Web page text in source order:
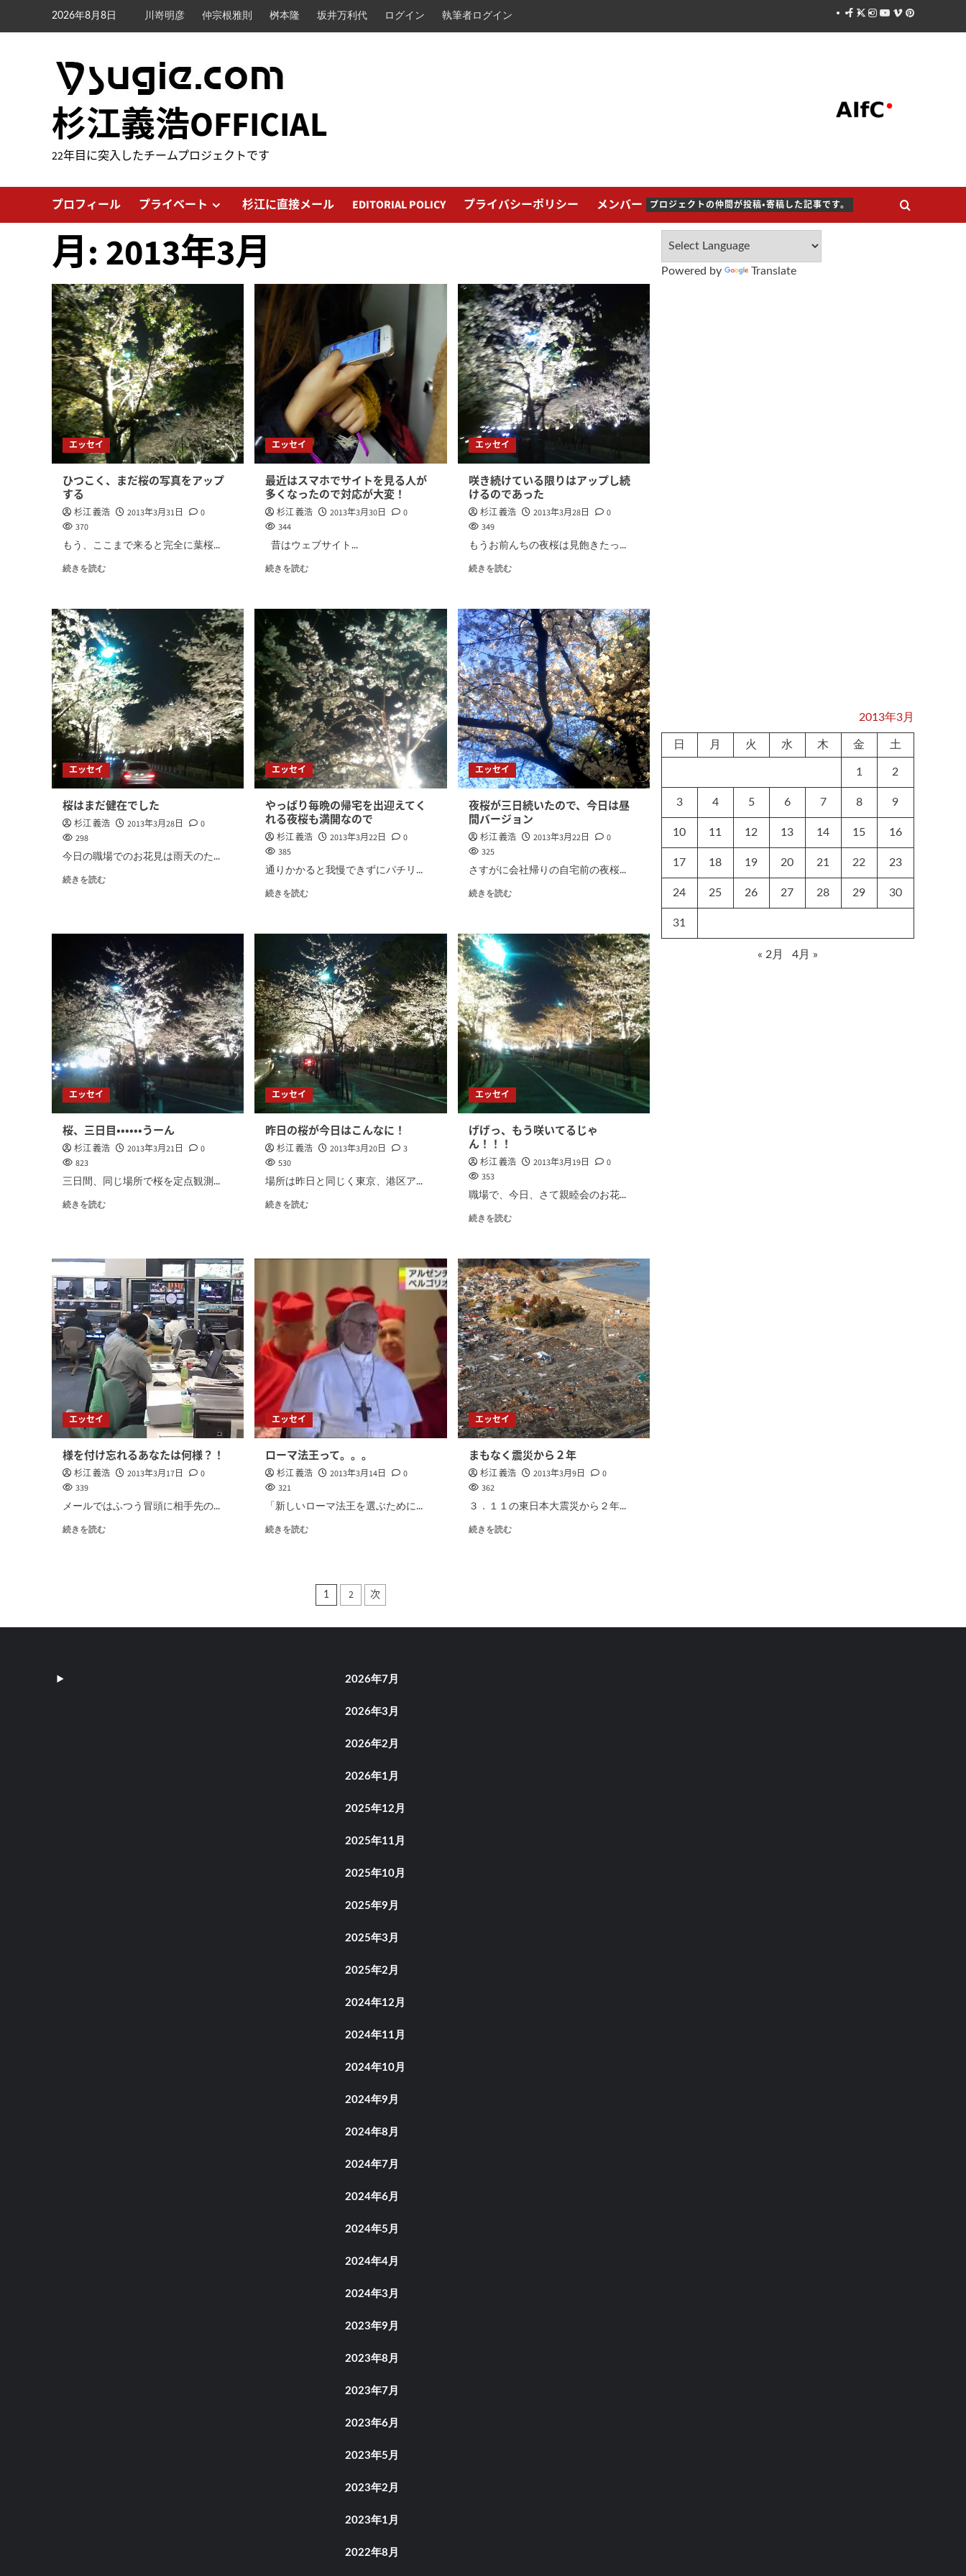
2026年8月8日 川嵜明彦 仲宗根雅則 桝本隆 坂井万利代 ログイン 執筆者ログイン Facebook
X Instagram
Youtube
VimeoPinterest
杉江義浩OFFICIAL
22年目に突入したチームプロジェクトです
プロフィール プライベート 杉江に直接メール EDITORIAL POLICY プライバシーポリシー メンバー プロジェクトの仲間が投稿・寄稿した記事です。
月:2013年3月
エッセイ
ひつこく、まだ桜の写真をアップ
する
杉江 義浩 2013年3月31日
0
370
もう、ここまで来ると完全に葉桜...
続きを読む
エッセイ
最近はスマホでサイトを見る人が
多くなったので対応が大変！
杉江 義浩 2013年3月30日
0
344
昔はウェブサイト...
続きを読む
エッセイ
咲き続けている限りはアップし続
けるのであった
杉江 義浩 2013年3月28日
0
349
もうお前んちの夜桜は見飽きたっ...
続きを読む
エッセイ
桜はまだ健在でした
杉江 義浩 2013年3月28日
0
298
今日の職場でのお花見は雨天のた...
続きを読む
エッセイ
やっぱり毎晩の帰宅を出迎えてく
れる夜桜も満開なので
杉江 義浩 2013年3月22日
0
385
通りかかると我慢できずにパチリ...
続きを読む
エッセイ
夜桜が三日続いたので、今日は昼
間バージョン
杉江 義浩 2013年3月22日
0
325
さすがに会社帰りの自宅前の夜桜...
続きを読む
エッセイ
桜、三日目・・・・・・うーん
杉江 義浩 2013年3月21日
0
823
三日間、同じ場所で桜を定点観測...
続きを読む
エッセイ
昨日の桜が今日はこんなに！
杉江 義浩 2013年3月20日
3
530
場所は昨日と同じく東京、港区ア...
続きを読む
エッセイ
げげっ、もう咲いてるじゃ
ん！！！
杉江 義浩 2013年3月19日
0
353
職場で、今日、さて親睦会のお花...
続きを読む
エッセイ
様を付け忘れるあなたは何様？！
杉江 義浩 2013年3月17日
0
339
メールではふつう冒頭に相手先の...
続きを読む
エッセイ
ローマ法王って。。。
杉江 義浩 2013年3月14日
0
321
「新しいローマ法王を選ぶために...
続きを読む
エッセイ
まもなく震災から２年
杉江 義浩 2013年3月9日
0
362
３．１１の東日本大震災から２年...
続きを読む
投
稿
1 2 次
Powered by Translate
2013年3月
日 月 火 水 木 金 土
1 2
3 4 5 6 7 8 9
10 11 12 13 14 15 16
17 18 19 20 21 22 23
24 25 26 27 28 29 30
31
« 2月 4月 »
2026年7月
2026年3月
2026年2月
2026年1月
2025年12月
2025年11月
2025年10月
2025年9月
2025年3月
2025年2月
2024年12月
2024年11月
2024年10月
2024年9月
2024年8月
2024年7月
2024年6月
2024年5月
2024年4月
2024年3月
2023年9月
2023年8月
2023年7月
2023年6月
2023年5月
2023年2月
2023年1月
2022年8月